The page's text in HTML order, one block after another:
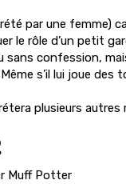
par une femme)
le rôle d’un petit
sans confession,
s’il lui joue des
plusieurs
Muff Potter